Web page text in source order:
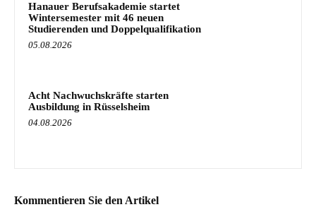
Hanauer Berufsakademie startet
Wintersemester mit 46 neuen
Studierenden und Doppelqualifikation
05.08.2026
Acht Nachwuchskräfte starten
Ausbildung in Rüsselsheim
04.08.2026
Kommentieren Sie den Artikel